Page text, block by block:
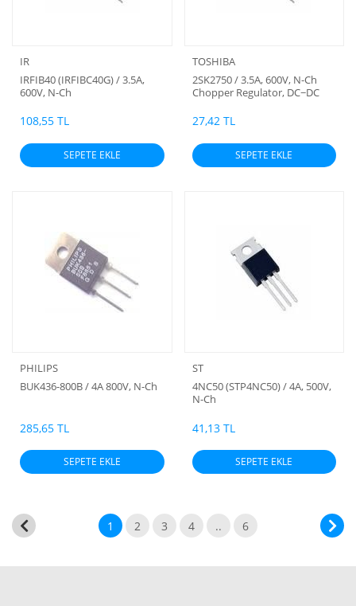
IR
IRFIB40 (IRFIBC40G) / 3.5A,
600V, N-Ch
108,55 TL
SEPETE EKLE
TOSHIBA
2SK2750 / 3.5A, 600V, N-Ch
Chopper Regulator, DC−DC
DriveApplications (plastik
)Toshiba
27,42 TL
SEPETE EKLE
PHILIPS
BUK436-800B / 4A 800V, N-Ch
285,65 TL
SEPETE EKLE
ST
4NC50 (STP4NC50) / 4A, 500V,
N-Ch
41,13 TL
SEPETE EKLE
1 2 3 4 .. 6